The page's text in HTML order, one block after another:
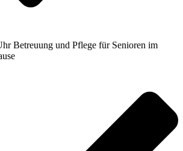
Betreuung und Pflege für Senioren im